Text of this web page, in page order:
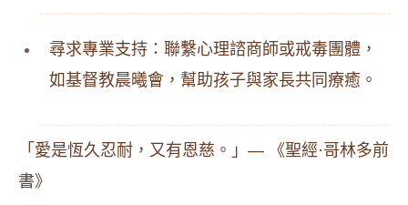
尋求專業支持：聯繫心理諮商師或戒毒團體，
如基督教晨曦會，幫助孩子與家長共同療癒。
「愛是恆久忍耐，又有恩慈。」— 《聖經·哥林多前
書》